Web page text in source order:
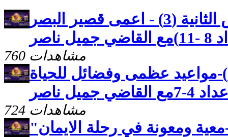
كنوز مخفيه رسالة بطرس الثانية (3) - اعمى قصير البصر
760 مشاهدات
رسالة بطرس الثانية(2)-مواعيد عظمى وفضائل للحياة
ناصر
724 مشاهدات
"رسالة بطرس الاولى(26)-معية ومعونة في رحلة الايمان